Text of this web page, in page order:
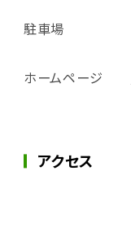
駐車場
ホームページ
アクセス